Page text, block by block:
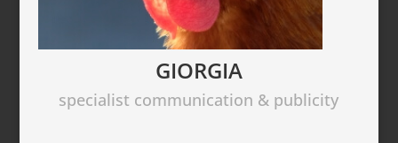
GIORGIA
specialist communication & publicity